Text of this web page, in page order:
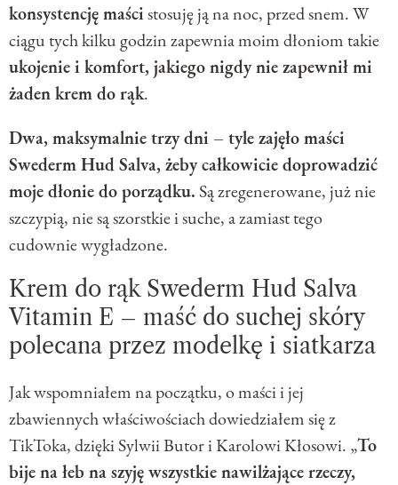
konsystencję maścistosuję ją na noc, przed snem. W
ciągu tych kilku godzin zapewnia moim dłoniom takie
ukojenie i komfort, jakiego nigdy nie zapewnił mi
żaden krem do rąk.
Dwa, maksymalnie trzy dni – tyle zajęło maści
Swederm Hud Salva, żeby całkowicie doprowadzić
moje dłonie do porządku.Są zregenerowane, już nie
szczypią, nie są szorstkie i suche, a zamiast tego
cudownie wygładzone.
Krem do rąk Swederm Hud Salva
Vitamin E – maść do suchej skóry
polecana przez modelkę i siatkarza
Jak wspomniałem na początku, o maści i jej
zbawiennych właściwościach dowiedziałem się z
TikToka, dzięki Sylwii Butor i Karolowi Kłosowi. „To
bije na łeb na szyję wszystkie nawilżające rzeczy,